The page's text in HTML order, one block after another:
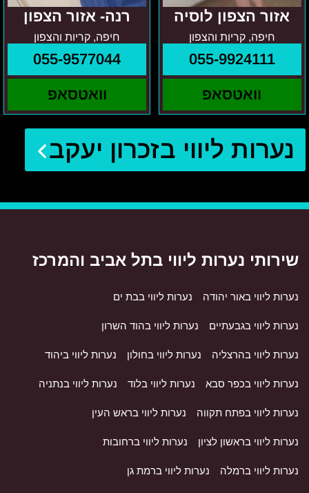
אזור הצפון לוסיה
חיפה, קריות והצפון
055-9924111
וואטסאפ
רנה- אזור הצפון
חיפה, קריות והצפון
055-9577044
וואטסאפ
נערות ליווי בזכרון יעקב
שירותי נערות ליווי בתל אביב והמרכז
נערות ליווי באור יהודה נערות ליווי בבת ים
נערות ליווי בגבעתיים נערות ליווי בהוד השרון
נערות ליווי בהרצליה נערות ליווי בחולון נערות ליווי ביהוד
נערות ליווי בכפר סבא נערות ליווי בלוד נערות ליווי בנתניה
נערות ליווי בפתח תקווה נערות ליווי בראש העין
נערות ליווי בראשון לציון נערות ליווי ברחובות
נערות ליווי ברמלה נערות ליווי ברמת גן